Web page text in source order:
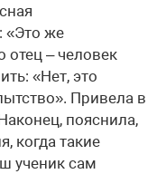
«Это же
отец – человек
«Нет, это
Привела в
пояснила,
когда такие
ученик сам